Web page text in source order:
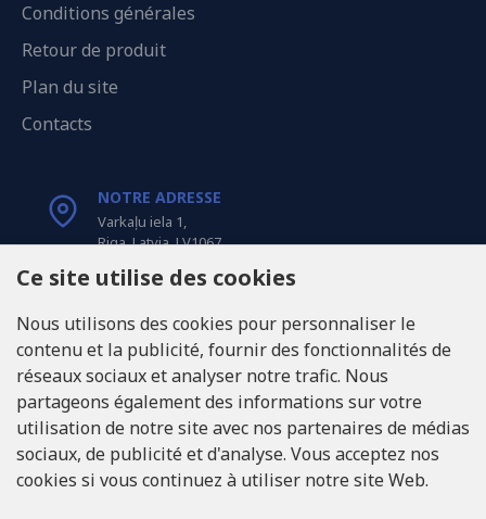
Conditions générales
Retour de produit
Plan du site
Contacts
NOTRE ADRESSE
Varkaļu iela 1,
Riga, Latvia, LV1067
Tel: +371 20371100
INFO@LUKONS.COM
COORDONNÉES DE L'ENTREPRISE
RITONE Sarl
Ce site utilise des cookies
Nous utilisons des cookies pour personnaliser le
contenu et la publicité, fournir des fonctionnalités de
réseaux sociaux et analyser notre trafic. Nous
partageons également des informations sur votre
utilisation de notre site avec nos partenaires de médias
sociaux, de publicité et d'analyse. Vous acceptez nos
cookies si vous continuez à utiliser notre site Web.